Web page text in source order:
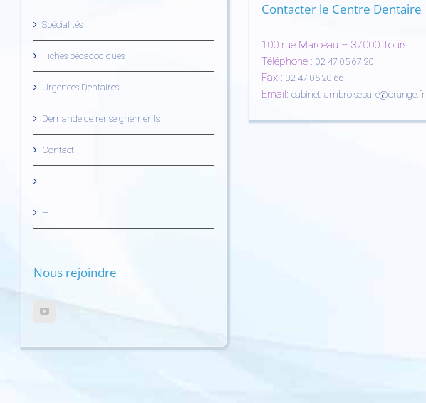
Spécialités
Fiches pédagogiques
Urgences Dentaires
Demande de renseignements
Contact
…
—
Nous rejoindre
Contacter le Centre Dentaire
100 rue Marceau – 37000 Tours
Téléphone : 02 47 05 67 20
Fax : 02 47 05 20 66
Email: cabinet_ambroisepare@orange.fr